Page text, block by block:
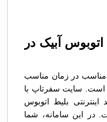
آبیک در
مناسب در زمان مناسب
است. سایت سفرتاپ با
بلیط اتوبوس
در این سامانه، شما